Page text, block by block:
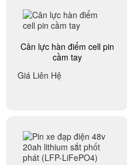
Cân lực hàn điểm cell pin
cầm tay
Giá Liên Hệ